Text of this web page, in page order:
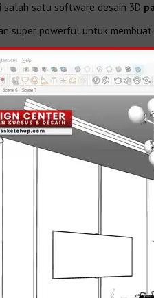
salah satu software desain 3D
super powerful untuk